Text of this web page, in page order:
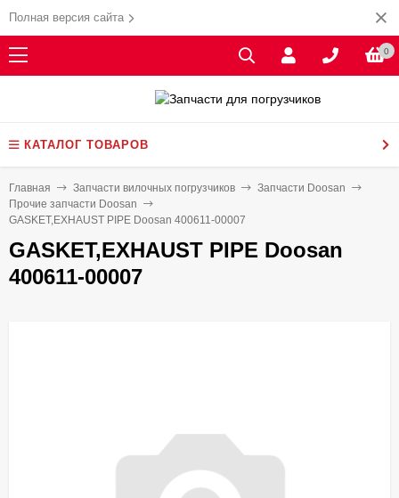
Полная версия сайта
0
КАТАЛОГ ТОВАРОВ
Главная Запчасти вилочных погрузчиков
Запчасти Doosan
Прочие запчасти Doosan
GASKET,EXHAUST PIPE Doosan 400611-00007
GASKET,EXHAUST PIPE Doosan
400611-00007